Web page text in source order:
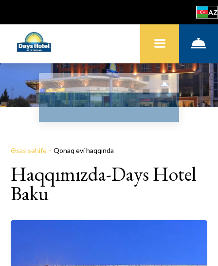
AZ
Əsas səhifə –Qonaq evi haqqında
Haqqımızda-Days Hotel
Baku